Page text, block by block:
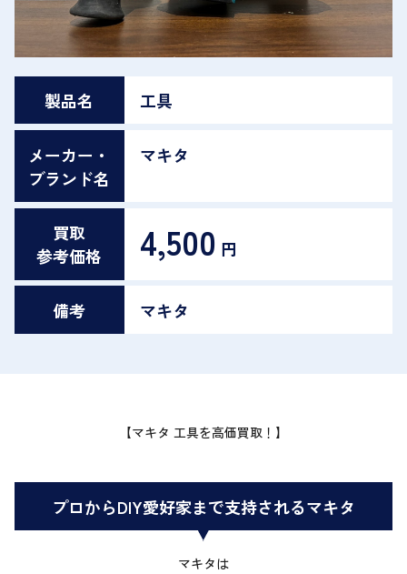
製品名 工具
メーカー・
ブランド名
マキタ
買取
参考価格
4,500 円
備考 マキタ
【マキタ 工具を高価買取！】
プロからDIY愛好家まで支持されるマキタ
マキタは